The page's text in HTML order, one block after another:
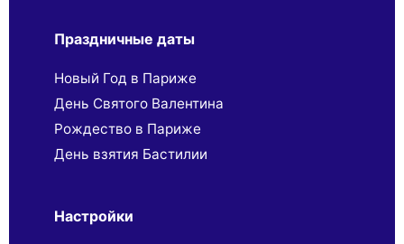
Праздничные даты
Новый Год в Париже
День Святого Валентина
Рождество в Париже
День взятия Бастилии
Настройки